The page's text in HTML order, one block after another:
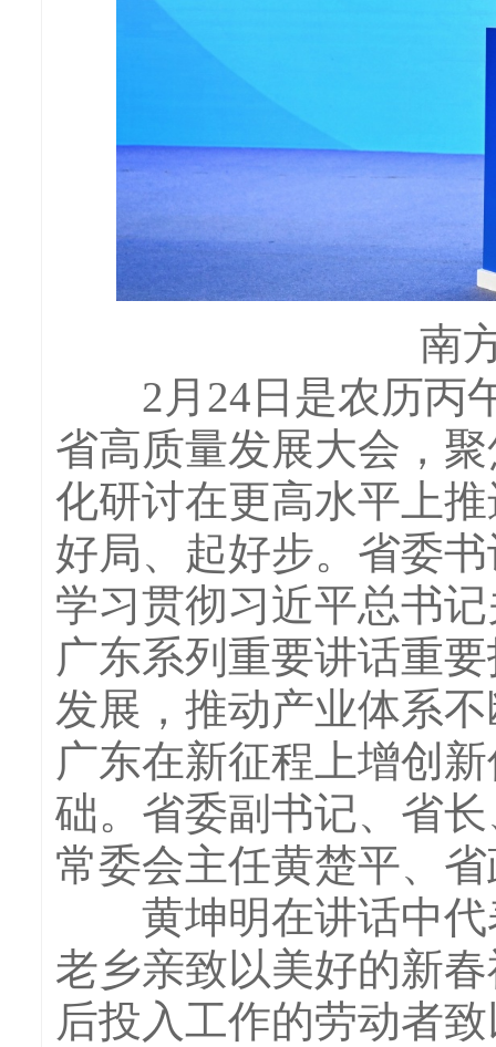
南
2月24日是农历丙午
省高质量发展大会，
化研讨在更高水平上
好局、起好步。省委
学习贯彻习近平总书
广东系列重要讲话重
发展，推动产业体系
广东在新征程上增创
础。省委副书记、省
常委会主任黄楚平、
黄坤明在讲话中代
老乡亲致以美好的新
后投入工作的劳动者